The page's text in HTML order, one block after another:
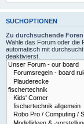
SUCHOPTIONEN
Zu durchsuchende
Wähle das Forum oder die
automatisch mit
deaktivierst.